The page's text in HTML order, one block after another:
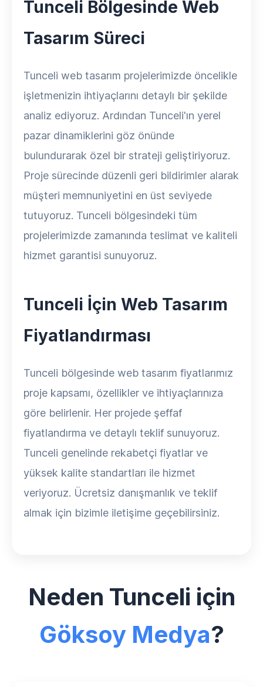
Tunceli Bölgesinde Web
Tasarım Süreci
Tunceli web tasarım projelerimizde öncelikle
işletmenizin ihtiyaçlarını detaylı bir şekilde
analiz ediyoruz. Ardından Tunceli'ın yerel
pazar dinamiklerini göz önünde
bulundurarak özel bir strateji geliştiriyoruz.
Proje sürecinde düzenli geri bildirimler alarak
müşteri memnuniyetini en üst seviyede
tutuyoruz. Tunceli bölgesindeki tüm
projelerimizde zamanında teslimat ve kaliteli
hizmet garantisi sunuyoruz.
Tunceli İçin Web Tasarım
Fiyatlandırması
Tunceli bölgesinde web tasarım fiyatlarımız
proje kapsamı, özellikler ve ihtiyaçlarınıza
göre belirlenir. Her projede şeffaf
fiyatlandırma ve detaylı teklif sunuyoruz.
Tunceli genelinde rekabetçi fiyatlar ve
yüksek kalite standartları ile hizmet
veriyoruz. Ücretsiz danışmanlık ve teklif
almak için bizimle iletişime geçebilirsiniz.
Neden Tunceli için
Göksoy Medya?